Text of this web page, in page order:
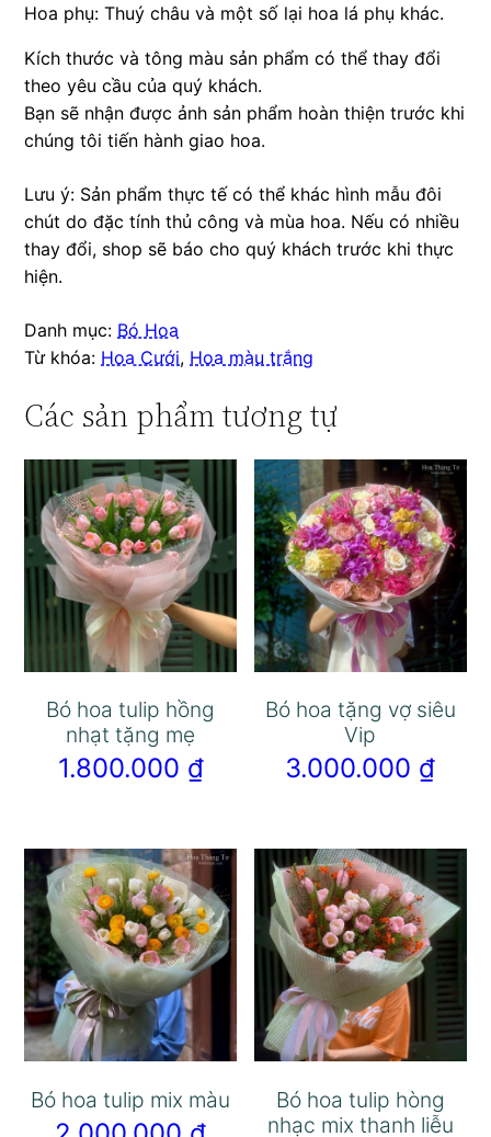
Hoa phụ: Thuý châu và một số lại hoa lá phụ khác.
Kích thước và tông màu sản phẩm có thể thay đổi
theo yêu cầu của quý khách.
Bạn sẽ nhận được ảnh sản phẩm hoàn thiện trước khi
chúng tôi tiến hành giao hoa.
Lưu ý: Sản phẩm thực tế có thể khác hình mẫu đôi
chút do đặc tính thủ công và mùa hoa. Nếu có nhiều
thay đổi, shop sẽ báo cho quý khách trước khi thực
hiện.
Danh mục: Bó Hoa
Từ khóa: Hoa Cưới, Hoa màu trắng
Các sản phẩm tương tự
Bó hoa tulip hồng
nhạt tặng mẹ
1.800.000 ₫
Bó hoa tặng vợ siêu
Vip
3.000.000 ₫
Bó hoa tulip mix màu
Bó hoa tulip hòng
nhạc mix thanh liễu